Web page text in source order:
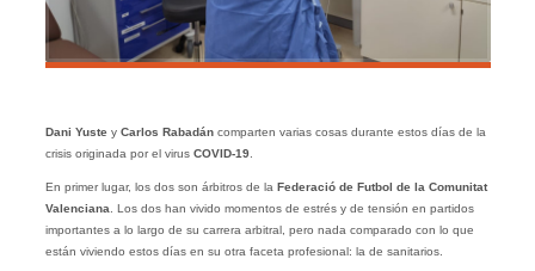
Dani Yustey Carlos Rabadáncomparten varias cosas durante estos días de la
crisis originada por el virus COVID-19.
En primer lugar, los dos son árbitros de la Federació de Futbol de la Comunitat
Valenciana . Los dos han vivido momentos de estrés y de tensión en partidos
importantes a lo largo de su carrera arbitral, pero nada comparado con lo que
están viviendo estos días en su otra faceta profesional: la de sanitarios.